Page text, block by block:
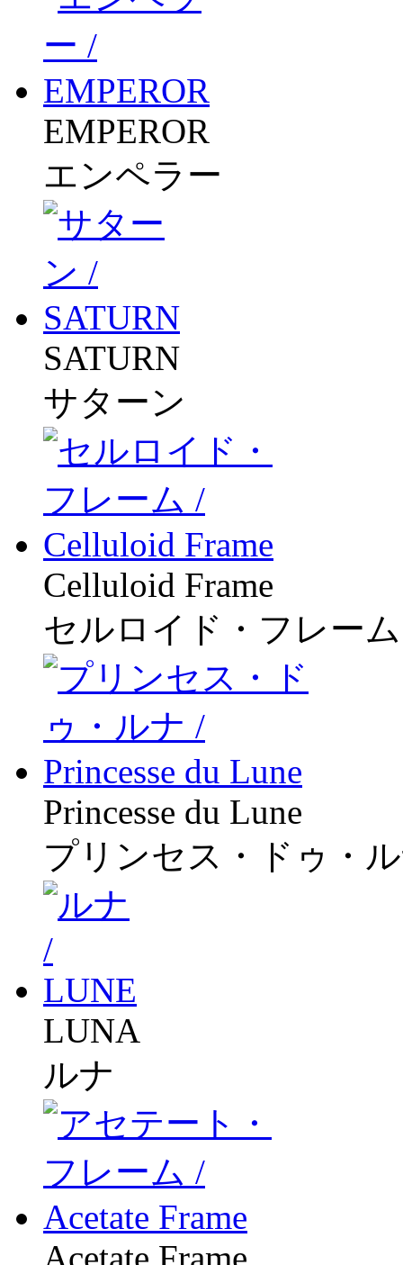
EMPEROR
エンペラー
SATURN
サターン
Celluloid Frame
セルロイド・フレーム
Princesse du Lune
プリンセス・ドゥ・
LUNA
ルナ